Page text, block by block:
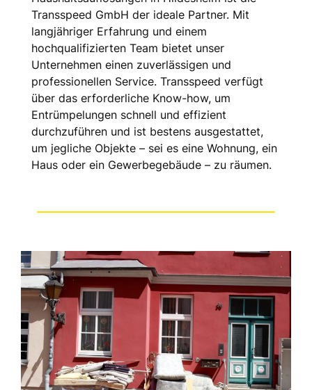
Transspeed GmbH der ideale Partner. Mit
langjähriger Erfahrung und einem
hochqualifizierten Team bietet unser
Unternehmen einen zuverlässigen und
professionellen Service. Transspeed verfügt
über das erforderliche Know-how, um
Entrümpelungen schnell und effizient
durchzuführen und ist bestens ausgestattet,
um jegliche Objekte – sei es eine Wohnung, ein
Haus oder ein Gewerbegebäude – zu räumen.